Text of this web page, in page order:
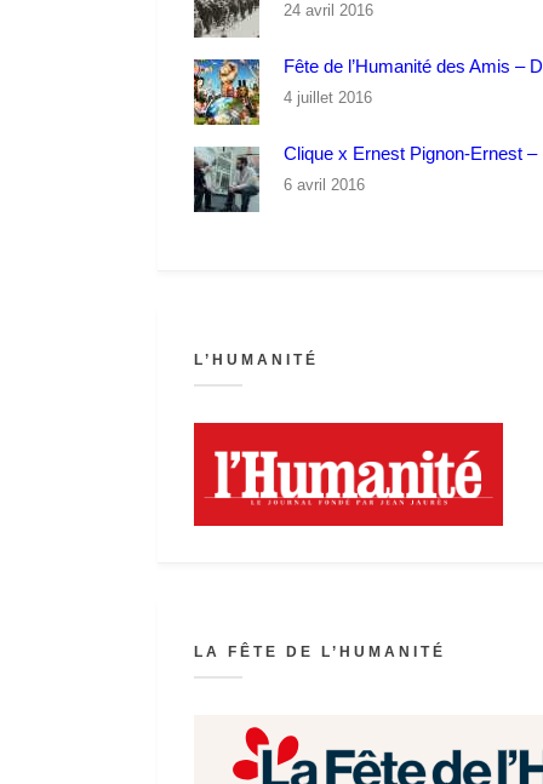
24 avril 2016
Fête de l’Humanité des Amis –
4 juillet 2016
Clique x Ernest Pignon-Ernest
6 avril 2016
L’HUMANITÉ
LA FÊTE DE L’HUMANITÉ